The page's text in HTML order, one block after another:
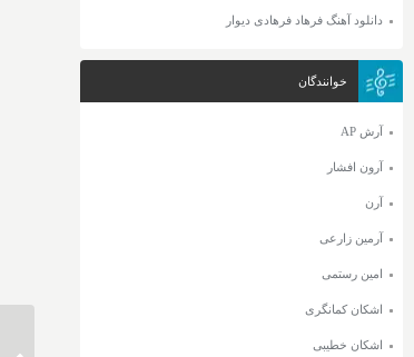
دانلود آهنگ فرهاد فرهادی دیوار
خوانندگان
آرش AP
آرون افشار
آرن
آرمین زارعی
امین رستمی
اشکان کمانگری
اشکان خطیبی